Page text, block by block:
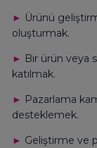
► Ürünü
oluşturmak.
► Bir ürün veya
katılmak.
► Pazarlama
desteklemek.
► Geliştirme ve